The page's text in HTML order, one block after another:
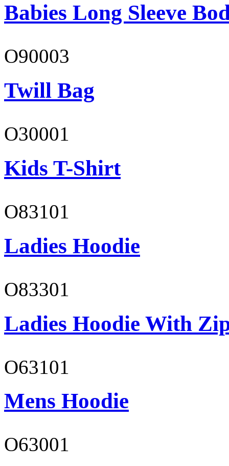
Babies Long Sleeve
O90003
Twill Bag
O30001
Kids T-Shirt
O83101
Ladies Hoodie
O83301
Ladies Hoodie With
O63101
Mens Hoodie
O63001